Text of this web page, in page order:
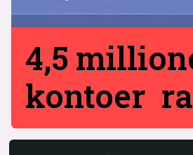
4,5
kontoer